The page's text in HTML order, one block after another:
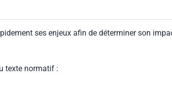
ses enjeux afin de déterminer son
texte normatif :